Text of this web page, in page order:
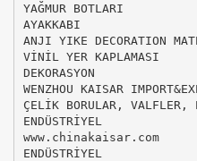
YAĞMUR BOTLARI
AYAKKABI
ANJI YIKE DECORATION
VİNİL YER KAPLAMASI
DEKORASYON
WENZHOU KAISAR
ÇELİK BORULAR, VALFLER,
ENDÜSTRİYEL
www.chinakaisar.com
ENDÜSTRİYEL